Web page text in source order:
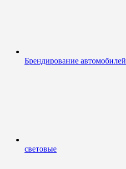
Брендирование автомобилей
световые